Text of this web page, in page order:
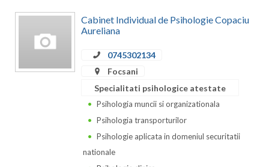
Caras-Severin
Cabinet Individual de Psihologie Copaciu
Aureliana
0745302134
Focsani
Specialitati psihologice atestate
Psihologia muncii si organizationala
Psihologia transporturilor
Psihologie aplicata in domeniul securitatii
nationale